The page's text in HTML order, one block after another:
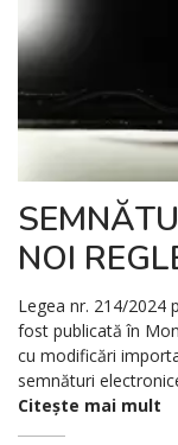
NOI
Legea nr. 214/2024
fost publicată în
cu modificări
semnături
Citește mai mult